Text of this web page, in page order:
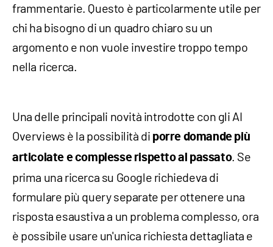
frammentarie. Questo è particolarmente utile per
chi ha bisogno di un quadro chiaro su un
argomento e non vuole investire troppo tempo
nella ricerca.
Una delle principali novità introdotte con gli AI
Overviews è la possibilità di porre domande più
articolate e complesse rispetto al passato. Se
prima una ricerca su Google richiedeva di
formulare più query separate per ottenere una
risposta esaustiva a un problema complesso, ora
è possibile usare un'unica richiesta dettagliata e